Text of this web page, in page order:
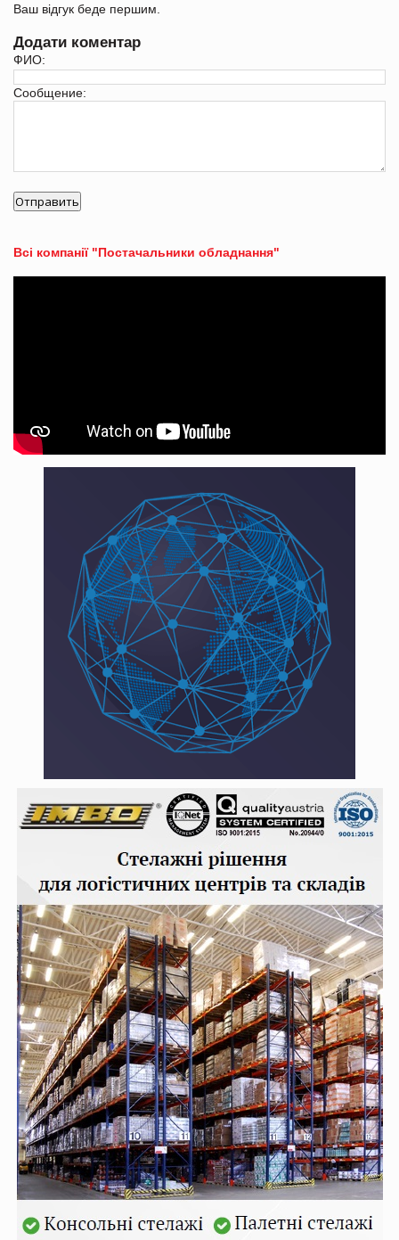
Ваш відгук беде першим.
Додати коментар
ФИО:
Сообщение:
Всі компанії "Постачальники обладнання"